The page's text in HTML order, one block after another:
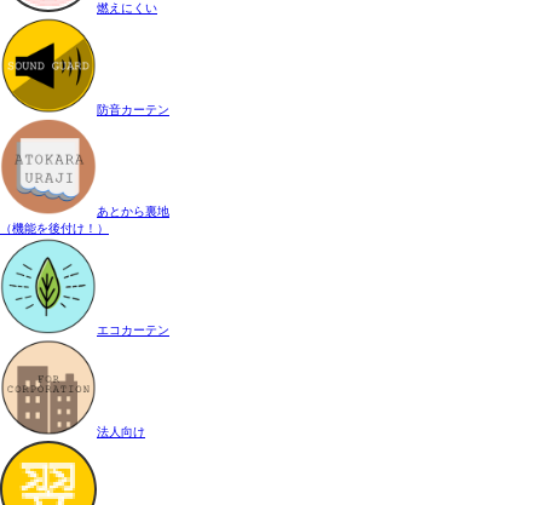
燃えにくい
防音カーテン
あとから裏地
（機能を後付け！）
エコカーテン
法人向け